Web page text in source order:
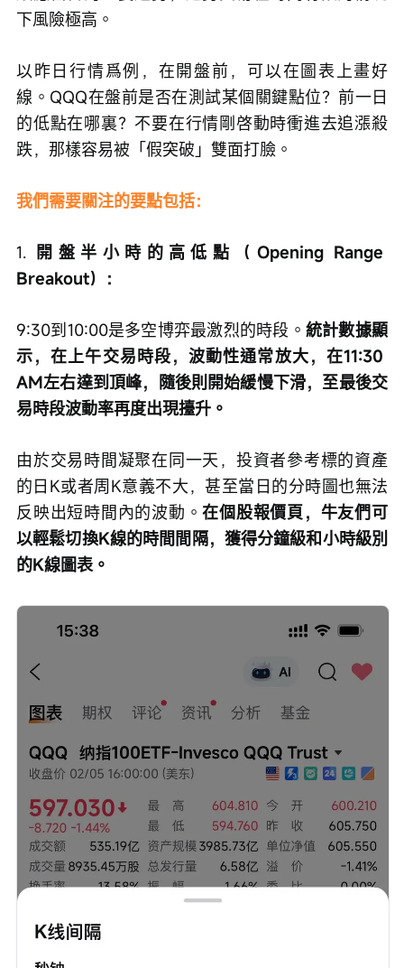
下風險極高。
以昨日行情爲例，在開盤前，可以在圖表上畫好
線。QQQ在盤前是否在測試某個關鍵點位？前一日
的低點在哪裏？不要在行情剛啓動時衝進去追漲殺
跌，那樣容易被「假突破」雙面打臉。
我們需要關注的要點包括：
1. 開盤半小時的高低點（Opening Range
Breakout）：
9:30到10:00是多空博弈最激烈的時段。 統計數據顯
示，在上午交易時段，波動性通常放大，在11:30
AM左右達到頂峰，隨後則開始緩慢下滑，至最後交
易時段波動率再度出現擡升。
由於交易時間凝聚在同一天，投資者參考標的資產
的日K或者周K意義不大，甚至當日的分時圖也無法
反映出短時間內的波動。在個股報價頁，牛友們可
以輕鬆切換K線的時間間隔，獲得分鐘級和小時級別
的K線圖表。